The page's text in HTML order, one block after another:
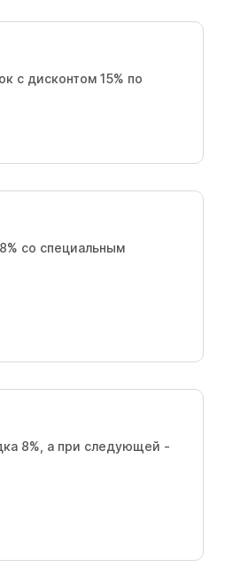
с дисконтом 15% по
со специальным
8%, а при следующей -